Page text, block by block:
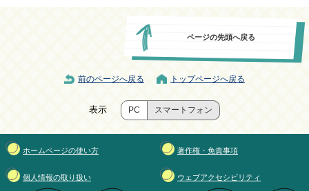
ページの先頭へ戻る
前のページへ戻る トップページへ戻る
表示 PC スマートフォン
ホームページの使い方 著作権・免責事項
個人情報の取り扱い ウェブアクセシビリティ